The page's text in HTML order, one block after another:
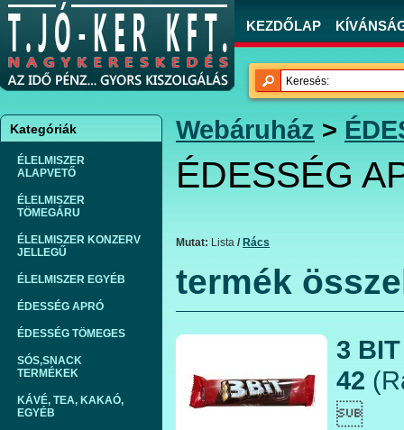
KEZDŐLAP
Kategóriák
ÉLELMISZER
ALAPVETŐ
ÉLELMISZER
TÖMEGÁRU
ÉLELMISZER KONZERV
JELLEGŰ
ÉLELMISZER EGYÉB
ÉDESSÉG APRÓ
ÉDESSÉG TÖMEGES
SÓS,SNACK
TERMÉKEK
KÁVÉ, TEA, KAKAÓ,
EGYÉB
Webáruház >
ÉDESSÉG
Mutat: Lista / Rács
termék
3
42
